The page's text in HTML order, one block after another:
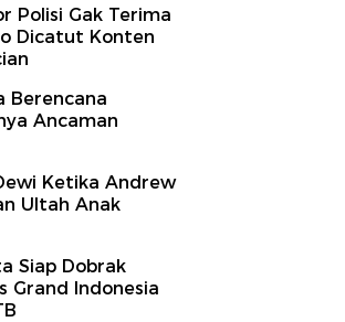
Polisi Gak Terima
Dicatut Konten
Berencana
Ancaman
Ketika Andrew
Ultah Anak
Siap Dobrak
Grand Indonesia